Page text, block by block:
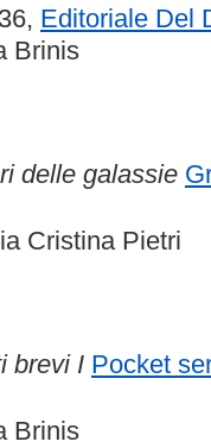
Editoriale Del
Brinis
delle galassie
Cristina Pietri
brevi I Pocket
Brinis